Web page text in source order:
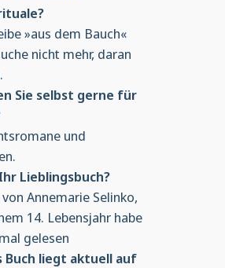
»aus dem Bauch«
nicht mehr, daran
Sie selbst gerne für
und
Lieblingsbuch?
Annemarie Selinko,
14. Lebensjahr habe
gelesen
Buch liegt aktuell auf